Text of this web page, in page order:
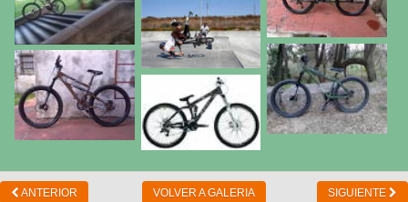
ANTERIOR VOLVER A GALERIA SIGUIENTE